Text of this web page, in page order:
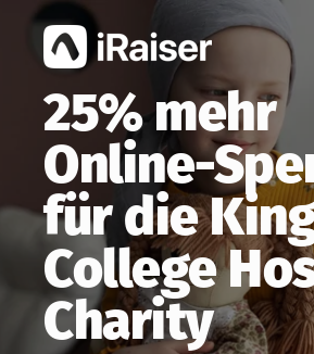
25% mehr
Online-
für die
College
Charity